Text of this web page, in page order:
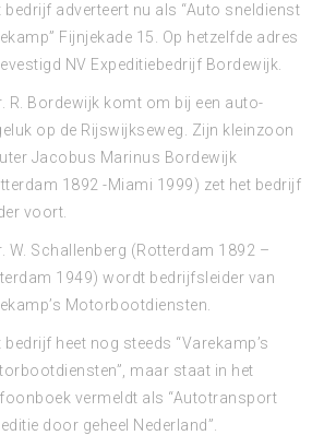
bedrijf adverteert nu als “Auto sneldienst
Fijnjekade 15. Op hetzelfde adres
NV Expeditiebedrijf Bordewijk.
R. Bordewijk komt om bij een auto-
op de Rijswijkseweg. Zijn kleinzoon
Jacobus Marinus Bordewijk
1892 -Miami 1999) zet het bedrijf
voort.
W. Schallenberg (Rotterdam 1892 –
1949) wordt bedrijfsleider van
Motorbootdiensten.
bedrijf heet nog steeds “Varekamp’s
maar staat in het
vermeldt als “Autotransport
door geheel Nederland”.